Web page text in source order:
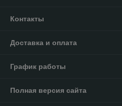
Контакты
Доставка и оплата
График работы
Полная версия сайта